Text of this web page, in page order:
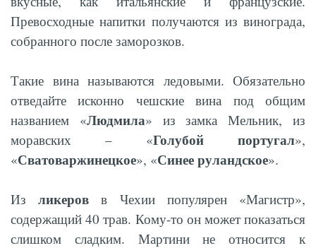
Превосходные напитки получаются из винограда,
собранного после заморозков.
Такие вина называются ледовыми. Обязательно
отведайте исконно чешские вина под общим
названием «Людмила» из замка Мельник, из
моравских – «Голубой португал»,
«Сватоваржинецкое», «Синее руландское».
Изликеров в Чехии популярен «Магистр»,
содержащий 40 трав. Кому-то он может показаться
слишком сладким. Мартини не относится к